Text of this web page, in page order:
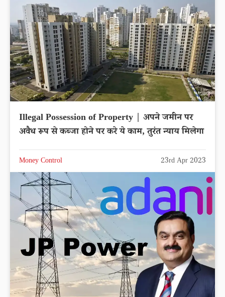
Illegal Possession of Property | अपने जमीन पर
अवैध रूप से कब्जा होने पर करे ये काम, तुरंत न्याय मिलेगा
Money Control 23rd Apr 2023